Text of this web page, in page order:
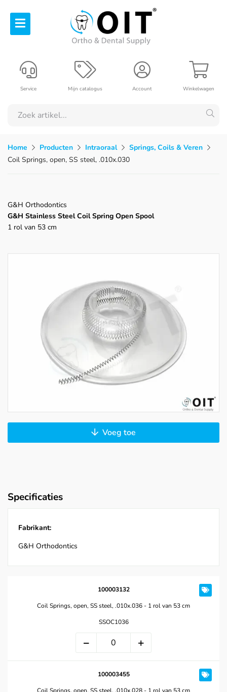
Winkelwagen
Account
Mijn catalogus
Service
Home Producten Intraoraal
Springs, Coils & Veren
Coil Springs, open, SS steel, .010x.030
G&H Orthodontics
G&H Stainless Steel Coil Spring Open Spool
1 rol van 53 cm
Voeg toe
Specificaties
Fabrikant:
G&H Orthodontics
100003132
Coil Springs, open, SS steel, .010x.036 - 1 rol van 53 cm
SSOC1036
100003455